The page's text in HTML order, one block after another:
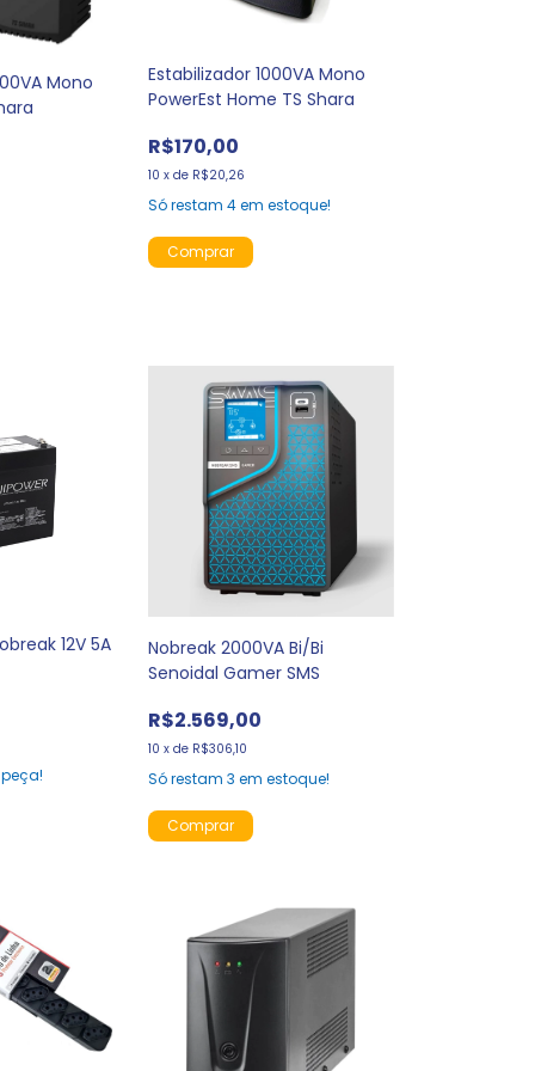
Mono
Estabilizador 1000VA Mono
PowerEst Home TS Shara
R$170,00
10 x de R$20,26
Só restam 4em estoque!
12V 5A
Nobreak 2000VA Bi/Bi
Senoidal Gamer SMS
R$2.569,00
10 x de R$306,10
Só restam 3 em estoque!